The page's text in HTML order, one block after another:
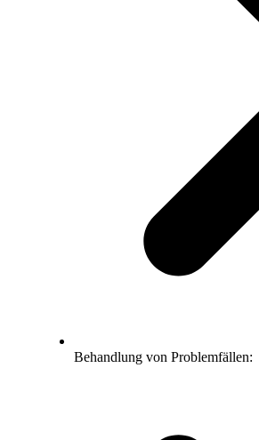
Behandlung von Problemfällen: